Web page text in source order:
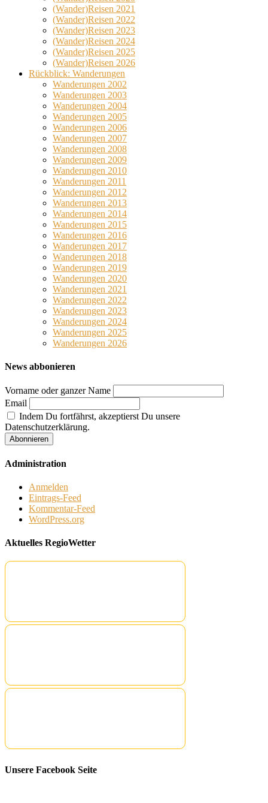
(Wander)Reisen 2021
(Wander)Reisen 2022
(Wander)Reisen 2023
(Wander)Reisen 2024
(Wander)Reisen 2025
(Wander)Reisen 2026
Rückblick: Wanderungen
Wanderungen 2002
Wanderungen 2003
Wanderungen 2004
Wanderungen 2005
Wanderungen 2006
Wanderungen 2007
Wanderungen 2008
Wanderungen 2009
Wanderungen 2010
Wanderungen 2011
Wanderungen 2012
Wanderungen 2013
Wanderungen 2014
Wanderungen 2015
Wanderungen 2016
Wanderungen 2017
Wanderungen 2018
Wanderungen 2019
Wanderungen 2020
Wanderungen 2021
Wanderungen 2022
Wanderungen 2023
Wanderungen 2024
Wanderungen 2025
Wanderungen 2026
News abbonieren
Vorname oder ganzer Name
Email
Indem Du fortfährst, akzeptierst Du unsere
Datenschutzerklärung.
Administration
Anmelden
Eintrags-Feed
Kommentar-Feed
WordPress.org
Aktuelles RegioWetter
Unsere Facebook Seite